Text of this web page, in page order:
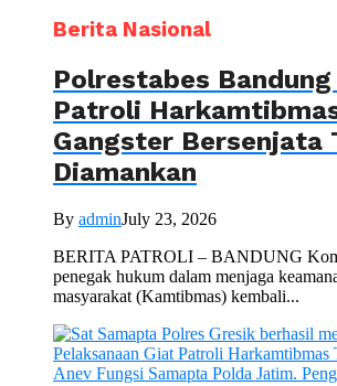
Berita Nasional
Polrestabes
Patroli
Gangster Bersenjata
Diamankan
By adminJuly 23, 2026
BERITA PATROLI – BANDUNG
penegak hukum dalam menjaga
masyarakat (Kamtibmas) kembali...